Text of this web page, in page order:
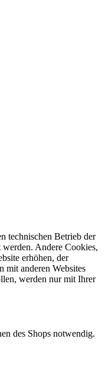
technischen Betrieb der
werden. Andere Cookies,
erhöhen, der
mit anderen Websites
werden nur mit Ihrer
des Shops notwendig.